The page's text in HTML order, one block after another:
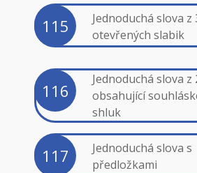
115
Jednoduchá slova z
otevřených slabik
116
Jednoduchá slova z
obsahující
shluk
117
Jednoduchá slova s
předložkami